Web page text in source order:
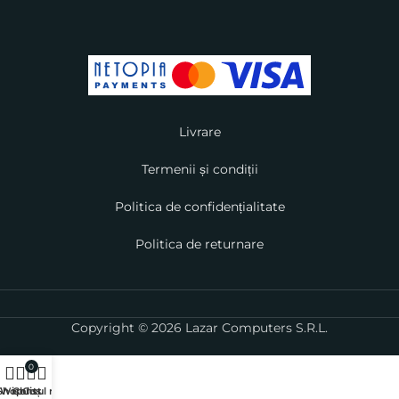
Livrare
Termenii și condiții
Politica de confidențialitate
Politica de returnare
Copyright © 2026 Lazar Computers S.R.L.
Wishlist
0
Coș
Contul meu